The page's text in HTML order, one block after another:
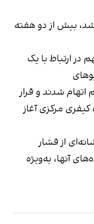
شد، بیش از دو هفته
در ارتباط با یک
اتهام شدند و قرار
بهمن ۱۴۰۵ در دادگاه کیفری مرکزی آغاز
از فشار
آنها، به‌ویژه